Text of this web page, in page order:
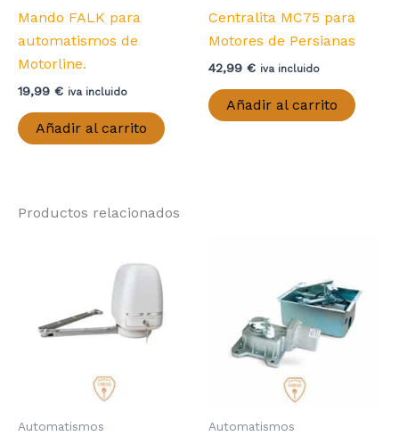
Mando FALK para
automatismos de
Motorline.
19,99 € iva incluido
Añadir al carrito
Centralita MC75 para
Motores de Persianas
42,99 € iva incluido
Añadir al carrito
Productos relacionados
Automatismos Automatismos